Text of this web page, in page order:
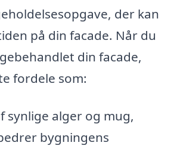
der kan
på din facade. Når du
din facade,
fordele som:
synlige alger og mug,
bygningens